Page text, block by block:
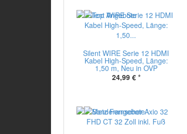
Silent WIRE Serie 12 HDMI
Kabel High-Speed, Länge:
1,50 m, Neu in OVP
24,99 € *